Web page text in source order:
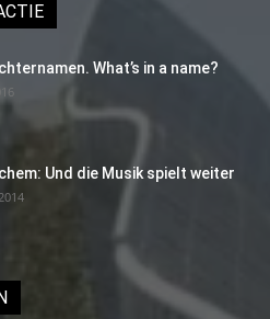
What’s in a name?
Und die Musik spielt weiter